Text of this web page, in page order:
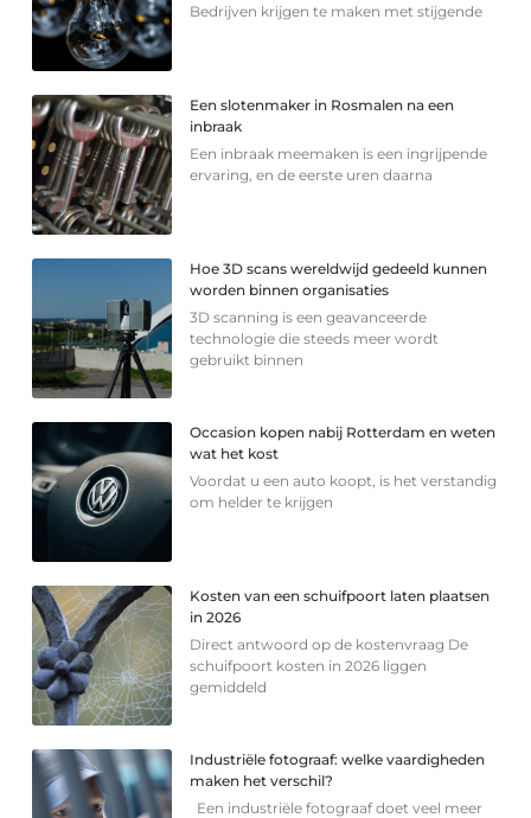
Bedrijven krijgen te maken met stijgende
Een slotenmaker in Rosmalen na een
inbraak
Een inbraak meemaken is een ingrijpende
ervaring, en de eerste uren daarna
Hoe 3D scans wereldwijd gedeeld kunnen
worden binnen organisaties
3D scanning is een geavanceerde
technologie die steeds meer wordt
gebruikt binnen
Occasion kopen nabij Rotterdam en weten
wat het kost
Voordat u een auto koopt, is het verstandig
om helder te krijgen
Kosten van een schuifpoort laten plaatsen
in 2026
Direct antwoord op de kostenvraag De
schuifpoort kosten in 2026 liggen
gemiddeld
Industriële fotograaf: welke vaardigheden
maken het verschil?
Een industriële fotograaf doet veel meer